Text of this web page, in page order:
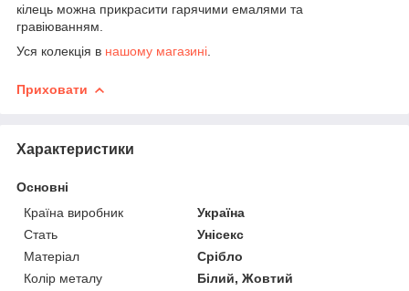
кілець можна прикрасити гарячими емалями та
гравіюванням.
Уся колекція в нашому магазині
Приховати
Характеристики
Основні
Країна виробник
Україна
Стать
Унісекс
Матеріал
Срібло
Колір металу
Білий, Жовтий